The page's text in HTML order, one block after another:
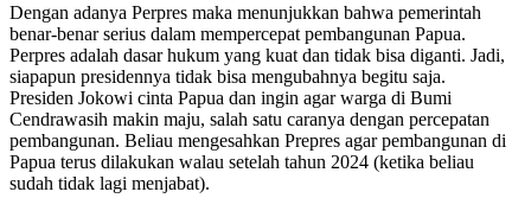
Dengan adanya Perpres maka menunjukkan bahwa pemerintah
benar-benar serius dalam mempercepat pembangunan Papua.
Perpres adalah dasar hukum yang kuat dan tidak bisa diganti. Jadi,
siapapun presidennya tidak bisa mengubahnya begitu saja.
Presiden Jokowi cinta Papua dan ingin agar warga di Bumi
Cendrawasih makin maju, salah satu caranya dengan percepatan
pembangunan. Beliau mengesahkan Prepres agar pembangunan di
Papua terus dilakukan walau setelah tahun 2024 (ketika beliau
sudah tidak lagi menjabat).